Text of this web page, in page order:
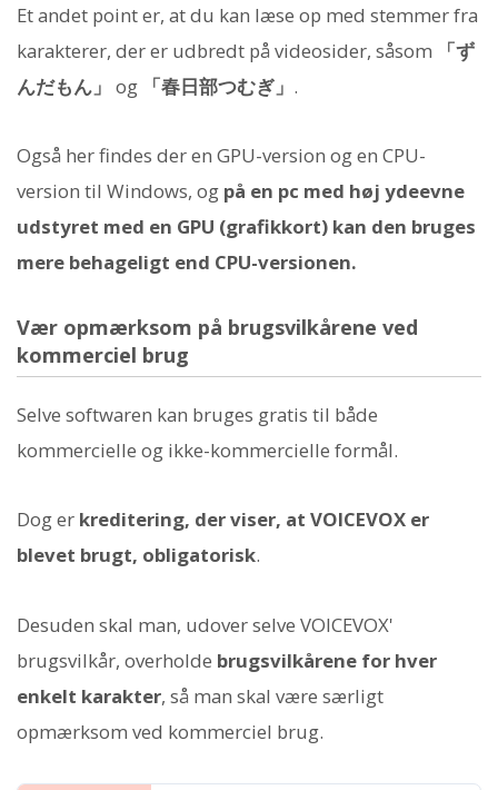
Et andet point er, at du kan læse op med stemmer fra
karakterer, der er udbredt på videosider, såsom
「ず
んだもん」 og 「春日部つむぎ」 .
Også her findes der en GPU-version og en CPU-
version til Windows, og på en pc med høj ydeevne
udstyret med en GPU (grafikkort) kan den bruges
mere behageligt end CPU-versionen.
Vær opmærksom på brugsvilkårene ved
kommerciel brug
Selve softwaren kan bruges gratis til både
kommercielle og ikke-kommercielle formål.
Dog er kreditering, der viser, at VOICEVOX er
blevet brugt, obligatorisk.
Desuden skal man, udover selve VOICEVOX'
brugsvilkår, overholde brugsvilkårene for hver
enkelt karakter, så man skal være særligt
opmærksom ved kommerciel brug.